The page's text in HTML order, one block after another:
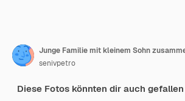
Junge Familie mit kleinem Sohn
senivpetro
Diese Fotos könnten dir auch gefallen